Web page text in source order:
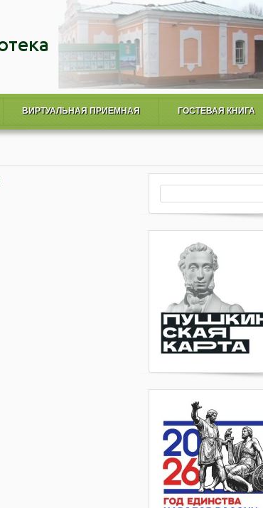
ВИРТУАЛЬНАЯ ПРИЕМНАЯ ГОСТЕВАЯ КНИГА